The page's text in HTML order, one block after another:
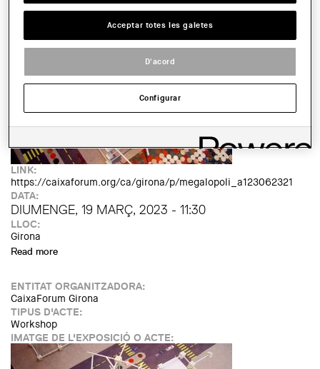
IMATGE DE L'EXPOSICIÓ O ACTE:
LINK:
https://caixaforum.org/ca/girona/p/megalopoli_a123062321
DATA:
DIUMENGE, 19 MARÇ, 2023 - 11:30
LLOC:
Girona
Read more
ENTITAT ORGANITZADORA:
CaixaForum Girona
TIPUS D'ACTE:
Workshop
IMATGE DE L'EXPOSICIÓ O ACTE:
Acceptar totes les galetes
D'acord
Configurar